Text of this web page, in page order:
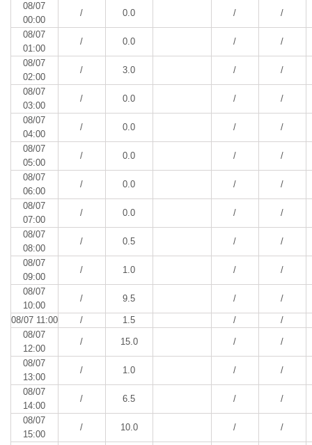
08/07
00:00
/ 0.0 / /
08/07
01:00
/ 0.0 / /
08/07
02:00
/ 3.0 / /
08/07
03:00
/ 0.0 / /
08/07
04:00
/ 0.0 / /
08/07
05:00
/ 0.0 / /
08/07
06:00
/ 0.0 / /
08/07
07:00
/ 0.0 / /
08/07
08:00
/ 0.5 / /
08/07
09:00
/ 1.0 / /
08/07
10:00
/ 9.5 / /
08/07 11:00 / 1.5 /
/
08/07
12:00
/ 15.0 / /
08/07
13:00
/ 1.0 / /
08/07
14:00
/ 6.5 / /
08/07
15:00
/ 10.0 / /